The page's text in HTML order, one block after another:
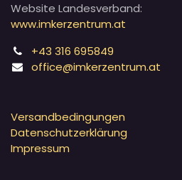
Website Landesverband:
www.imkerzentrum.at
+43 316 695849
office@imkerzentrum.at
Versandbedingungen
Datenschutzerklärung
Impressum